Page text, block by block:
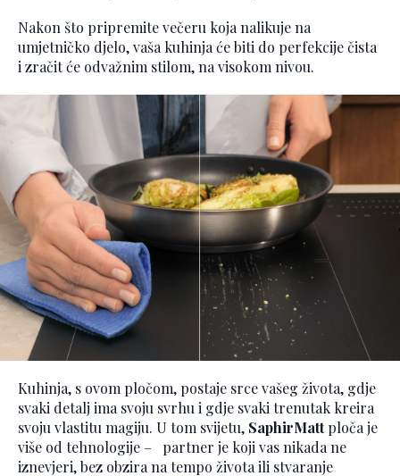
Nakon što pripremite večeru koja nalikuje na
umjetničko djelo, vaša kuhinja će biti do perfekcije čista
i zračit će odvažnim stilom, na visokom nivou.
Kuhinja, s ovom pločom, postaje srce vašeg života, gdje
svaki detalj ima svoju svrhu i gdje svaki trenutak kreira
svoju vlastitu magiju. U tom svijetu, SaphirMattploča je
više od tehnologije – partner je koji vas nikada ne
iznevjeri, bez obzira na tempo života ili stvaranje